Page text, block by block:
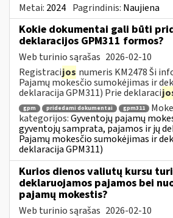
Metai: 2024 Pagrindinis: Naujiena
Kokie dokumentai gali būti
deklaracijos GPM311 formos?
Web turinio sąrašas 2026-02-10
Registracijos numeris KM2478 Ši
Pajamų mokesčio sumokėjimas ir
deklaracija GPM311) Prie deklaraci
gpm pridedami dokumentai gpm311
kategorijos:Gyventojų pajamų
gyventojų samprata, pajamos ir jų
Pajamų mokesčio sumokėjimas ir
deklaracija GPM311)
Kurios dienos valiutų kursu
deklaruojamos pajamos bei
pajamų mokestis?
Web turinio sąrašas 2026-02-10